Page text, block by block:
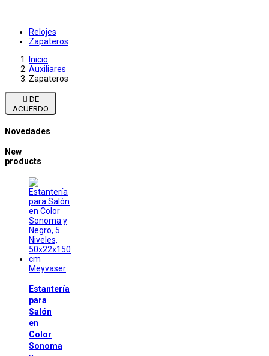
Relojes
Zapateros
Inicio
Auxiliares
Zapateros

ACUERDO
Novedades
New
products
Meyvaser
Estantería
para
Salón
en
Color
Sonoma